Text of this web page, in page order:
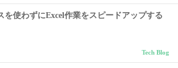
を使わずにExcel作業をスピードアップする
Tech Blog